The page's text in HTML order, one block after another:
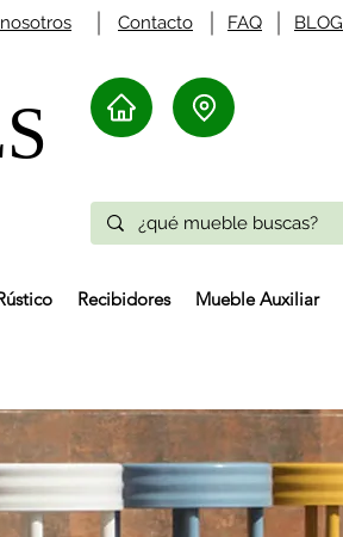
FAQ
Contacto BLOG
Recibidores Mueble Auxiliar